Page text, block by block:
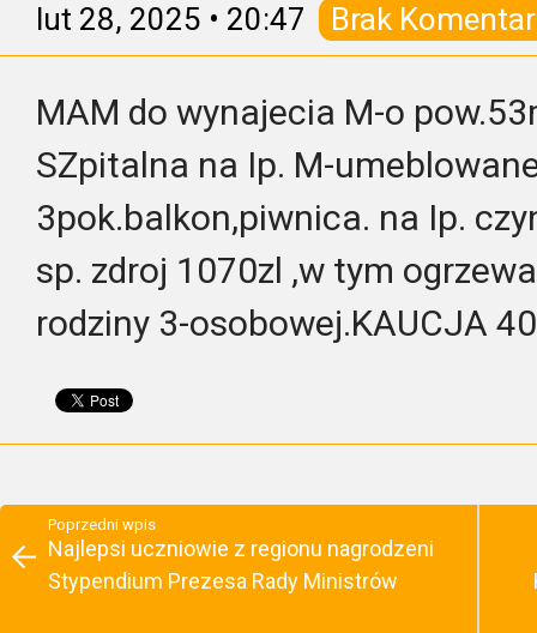
lut 28, 2025 • 20:47 Brak
MAM do wynajecia M-o
SZpitalna na Ip. M-
3pok.balkon,piwnica. na Ip.
sp. zdroj 1070zl ,w tym
rodziny 3-osobowej.KAUCJA
Poprzedni wpis
Najlepsi uczniowie z regionu nagrodzeni
Stypendium Prezesa Rady Ministrów